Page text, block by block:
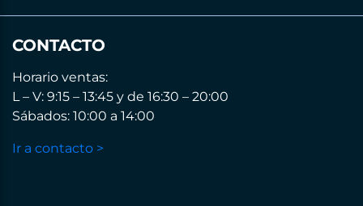
CONTACTO
Horario ventas:
L – V: 9:15 – 13:45 y de 16:30 – 20:00
Sábados: 10:00 a 14:00
Ir a contacto >